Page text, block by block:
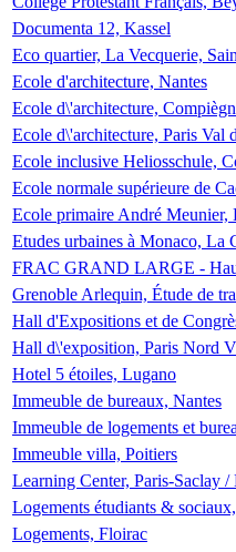
Documenta 12, Kassel
Eco quartier, La Vecquerie,
Ecole d'architecture, Nantes
Ecole d\'architecture,
Ecole d\'architecture, Paris Val
Ecole inclusive Heliosschule,
Ecole normale supérieure de
Ecole primaire André Meunier,
Etudes urbaines à Monaco, La
FRAC GRAND LARGE -
Grenoble Arlequin, Étude de
Hall d'Expositions et de
Hall d\'exposition, Paris Nord
Hotel 5 étoiles, Lugano
Immeuble de bureaux, Nantes
Immeuble de logements et
Immeuble villa, Poitiers
Learning Center, Paris-Saclay
Logements étudiants &
Logements, Floirac